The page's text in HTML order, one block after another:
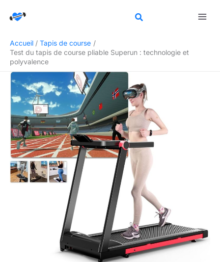
Accueil
Tapis de course
Test du tapis de course pliable Superun : technologie et
polyvalence